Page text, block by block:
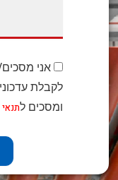
אני
לקבלת
ומסכים ל